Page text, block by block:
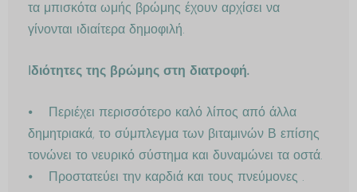
τα μπισκότα ωμής βρώμης έχουν αρχίσει να
γίνονται ιδιαίτερα δημοφιλή.
διότητες της βρώμης στη διατροφή.
⦁ Περιέχει περισσότερο καλό λίπος από άλλα
δημητριακά, το σύμπλεγμα των βιταμινών Β επίσης
τονώνει το νευρικό σύστημα και δυναμώνει τα οστά.
⦁ Προστατεύει την καρδιά και τους πνεύμονες .